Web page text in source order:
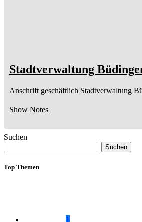
Stadtverwaltung
Anschrift geschäftlich Stadtverwaltung
Show Notes
Suchen
Suchen
Top Themen
1